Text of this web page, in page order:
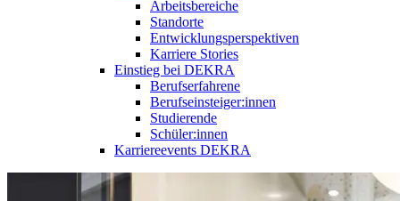
Arbeitsbereiche
Standorte
Entwicklungsperspektiven
Karriere Stories
Einstieg bei DEKRA
Berufserfahrene
Berufseinsteiger:innen
Studierende
Schüler:innen
Karriereevents DEKRA